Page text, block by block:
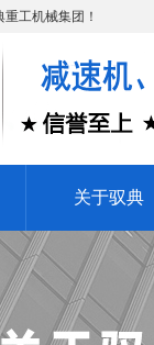
工机械集团！
关于驭典